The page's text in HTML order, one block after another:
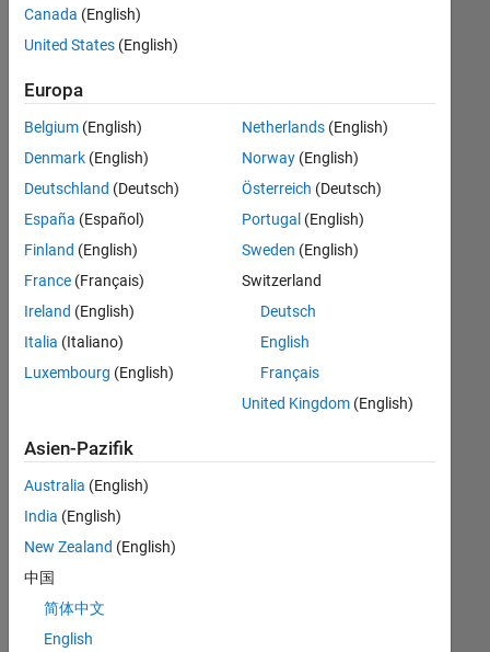
alle
Stellen
übersetzt.
Sie
nach
einem
Standort,
um
alle
in
Ihrer
Region
Account
Manager -
Commercial
(m/f/d)
DE-München
Senior Utilities and Energy Market Developer (m/f/d)
Canada (English)
United States (English)
Europa
Belgium (English)
Denmark (English)
Deutschland (Deutsch)
España (Español)
Finland (English)
France (Français)
Ireland (English)
Italia (Italiano)
Luxembourg (English)
Netherlands(English)
Norway(English)
Österreich (Deutsch)
Portugal (English)
Sweden (English)
Switzerland
Deutsch
English
Français
United Kingdom(English)
Asien-Pazifik
Australia (English)
India (English)
New Zealand (English)
中国
简体中文
English